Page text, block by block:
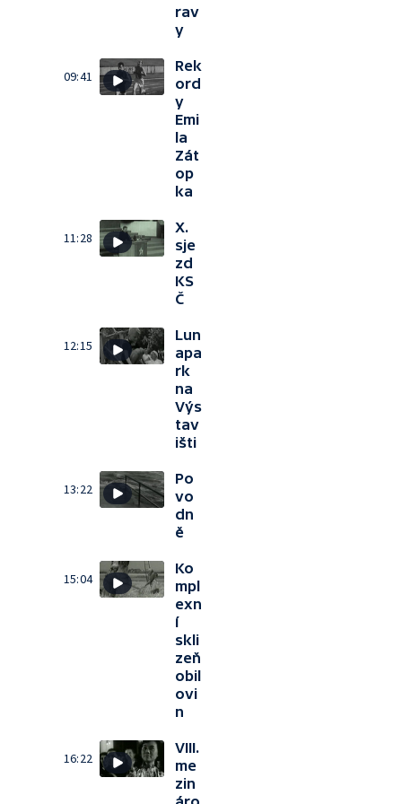
rav
y
09:41
Rek
ord
y
Emi
la
Zát
op
ka
11:28
X.
sje
zd
KS
Č
12:15
Lun
apa
rk
na
Výs
tav
išti
13:22
Po
vo
dn
ě
15:04
Ko
mpl
exn
í
skli
zeň
obil
ovi
n
16:22
VIII.
me
zin